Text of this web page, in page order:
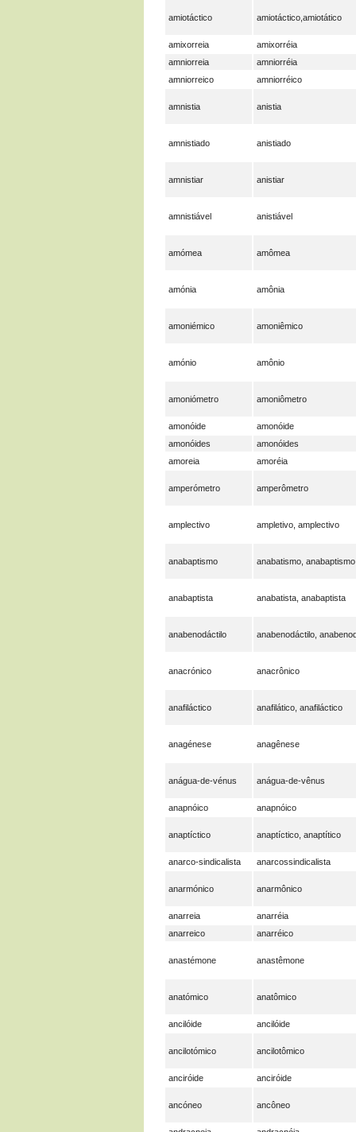
amiotáctico amiotáctico,amiotático
amixorreia
amixorréia
amniorreia
amniorréia
amniorreico
amniorréico
amnistia anistia
amnistiado anistiado
amnistiar anistiar
amnistiável anistiável
amómea amômea
amónia amônia
amoniémico amoniêmico
amónio amônio
amoniómetro amoniômetro
amonóide
amonóide
amonóides
amonóides
amoreia
amoréia
amperómetro amperômetro
amplectivo ampletivo, amplectivo
anabaptismo anabatismo, anabaptismo
anabaptista anabatista, anabaptista
anabenodáctilo anabenodáctilo,
anacrónico anacrônico
anafiláctico anafilático, anafiláctico
anagénese anagênese
anágua-de-vénus anágua-de-vênus
anapnóico anapnóico
anaptíctico anaptíctico, anaptítico
anarco-sindicalista anarcossindicalista
anarmónico anarmônico
anarreia
anarréia
anarreico
anarréico
anastémone anastêmone
anatómico anatômico
ancilóide ancilóide
ancilotómico ancilotômico
anciróide anciróide
ancóneo ancôneo